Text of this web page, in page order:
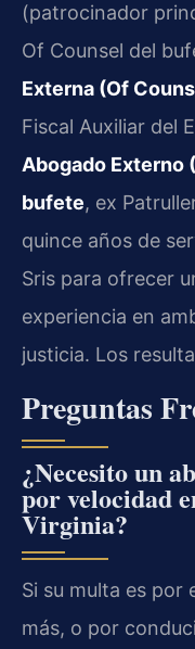
(patrocinador
Of Counsel del
Externa (Of
Fiscal Auxiliar del
Abogado Externo
bufete, ex
quince años de
Sris para ofrecer
experiencia en
justicia. Los
Preguntas
¿Necesito un
por velocidad
Virginia?
Si su multa es por
más, o por